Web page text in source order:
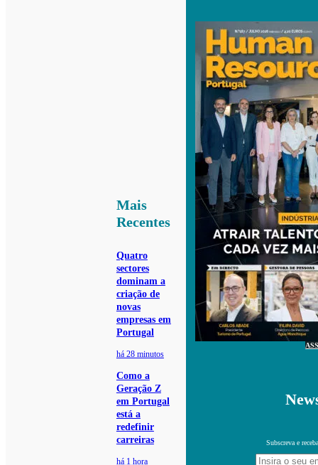
Mais
Recentes
Quatro
sectores
dominam a
criação de
novas
empresas em
Portugal
há 28 minutos
Como a
Geração Z
em Portugal
está a
redefinir
carreiras
há 1 hora
Subscreva e